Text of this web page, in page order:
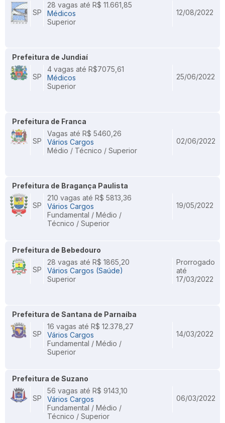
SP
28 vagas até R$ 11.661,85
Médicos
Superior
12/08/2022
Prefeitura de Jundiaí
SP
4 vagas até R$7075,61
Médicos
Superior
25/06/2022
Prefeitura de Franca
SP
Vagas até R$ 5460,26
Vários Cargos
Médio / Técnico / Superior
02/06/2022
Prefeitura de Bragança Paulista
SP
210 vagas até R$ 5813,36
Vários Cargos
Fundamental / Médio /
Técnico / Superior
19/05/2022
Prefeitura de Bebedouro
SP
28 vagas até R$ 1865,20
Vários Cargos (Saúde)
Superior
Prorrogado
até
17/03/2022
Prefeitura de Santana de Parnaíba
SP
16 vagas até R$ 12.378,27
Vários Cargos
Fundamental / Médio /
Superior
14/03/2022
Prefeitura de Suzano
SP
56 vagas até R$ 9143,10
Vários Cargos
Fundamental / Médio /
Técnico / Superior
06/03/2022